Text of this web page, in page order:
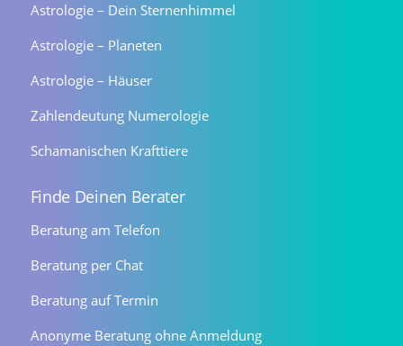
Astrologie – Dein Sternenhimmel
Astrologie – Planeten
Astrologie – Häuser
Zahlendeutung Numerologie
Schamanischen Krafttiere
Finde Deinen Berater
Beratung am Telefon
Beratung per Chat
Beratung auf Termin
Anonyme Beratung ohne Anmeldung